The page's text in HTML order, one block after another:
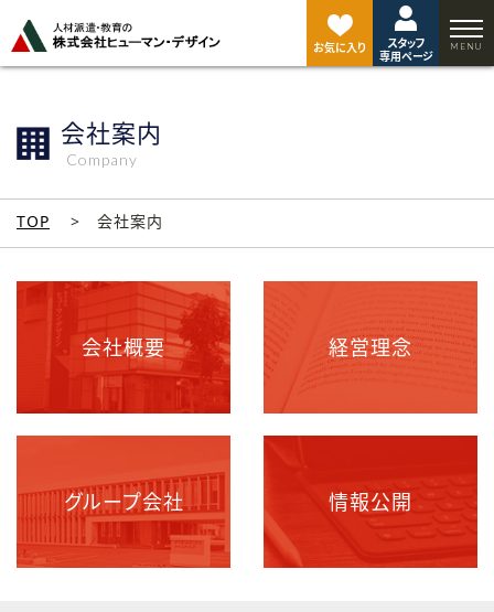
お気に入り
スタッフ
専用ページ
会社案内
Company
TOP 会社案内
会社概要 経営理念
グループ会社 情報公開
ジ
ト